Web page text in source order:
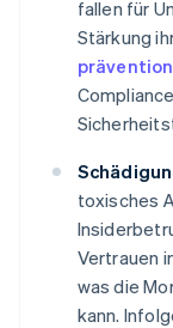
fallen für
Stärkung
prävention
toxisches
Vertrauen
was die
kann.